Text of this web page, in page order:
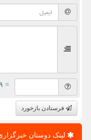
= ۹ بعلاوه ۵
فرستادن بازخورد
لینک دوستان